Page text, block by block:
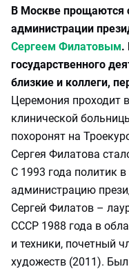
В Москве прощаются
администрации
Сергеем Филатовым.
государственного
близкие и коллеги,
Церемония проходит
клинической
похоронят на
Сергея Филатова
С 1993 года политик в
администрацию
Сергей Филатов –
СССР 1988 года в
и техники, почетный
художеств (2011).